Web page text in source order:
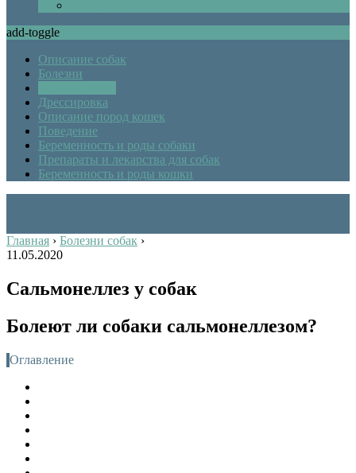
add-toggle
Описание собак
Болезни
Дрессировка
Описание пород кошек
Поведение
Беременность и роды собаки
Препараты и лекарства для собак
Беременность и роды кошки
Главная › Болезни собак ›
11.05.2020
Сальмонеллез у собак
Болеют ли собаки сальмонеллезом?
Оглавление